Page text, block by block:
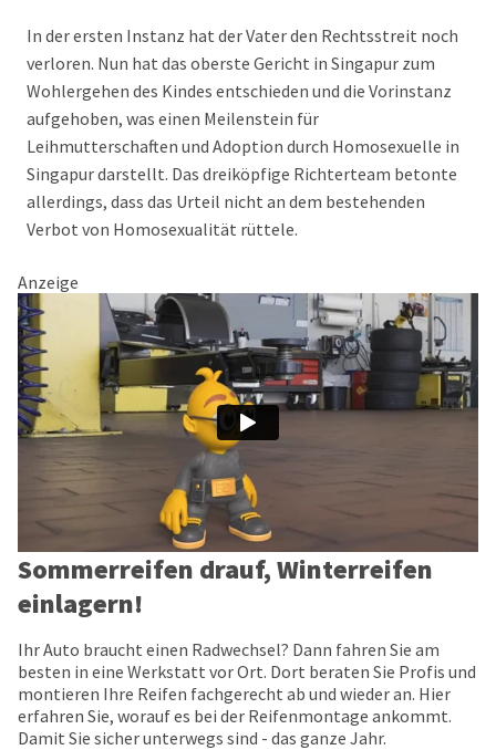
In der ersten Instanz hat der Vater den Rechtsstreit noch
verloren. Nun hat das oberste Gericht in Singapur zum
Wohlergehen des Kindes entschieden und die Vorinstanz
aufgehoben, was einen Meilenstein für
Leihmutterschaften und Adoption durch Homosexuelle in
Singapur darstellt. Das dreiköpfige Richterteam betonte
allerdings, dass das Urteil nicht an dem bestehenden
Verbot von Homosexualität rüttele.
Anzeige
Sommerreifen drauf, Winterreifen
einlagern!
Ihr Auto braucht einen Radwechsel? Dann fahren Sie am
besten in eine Werkstatt vor Ort. Dort beraten Sie Profis und
montieren Ihre Reifen fachgerecht ab und wieder an. Hier
erfahren Sie, worauf es bei der Reifenmontage ankommt.
Damit Sie sicher unterwegs sind - das ganze Jahr.